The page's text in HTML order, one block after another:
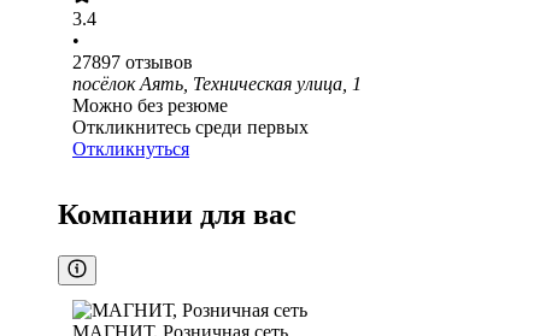
3.4
•
27897 отзывов
посёлок Аять, Техническая улица, 1
Можно без резюме
Откликнитесь среди первых
Откликнуться
Компании для вас